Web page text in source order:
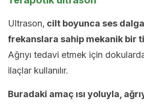
Ultrason, cilt boyunca ses
frekanslara sahip mekanik bir
Ağrıyı tedavi etmek için
ilaçlar kullanılır.
Buradaki amaç ısı yoluyla,